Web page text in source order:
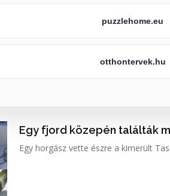
puzzlehome.eu
otthontervek.hu
Egy fjord közepén találták
Egy horgász vette észre a kimerült